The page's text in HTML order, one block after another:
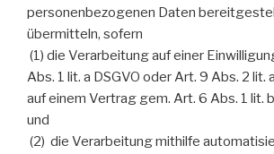
personenbezogenen Daten
übermitteln, sofern
(1) die Verarbeitung auf einer
Abs. 1 lit. a DSGVO oder Art. 9 Abs. 2 lit.
auf einem Vertrag gem. Art. 6 Abs. 1 lit.
und
(2) die Verarbeitung mithilfe